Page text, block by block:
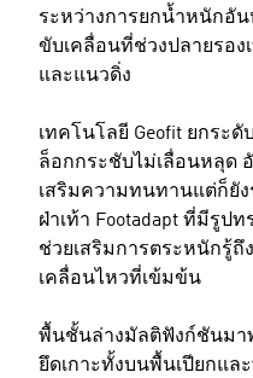
ระหว่างการยกน้ำหนักอั
ขับเคลื่อนที่ช่วงปลายรอง
และแนวดิ่ง
เทคโนโลยี Geofit ยกระ
ล็อกกระชับไม่เลื่อนหลุด
เสริมความทนทานแต่ก็ยั
ฝ่าเท้า Footadapt ที่มีรูป
ช่วยเสริมการตระหนักรู้ถึ
เคลื่อนไหวที่เข้มข้น
พื้นชั้นล่างมัลติฟังก์ชันมา
ยึดเกาะทั้งบนพื้นเปียกแล